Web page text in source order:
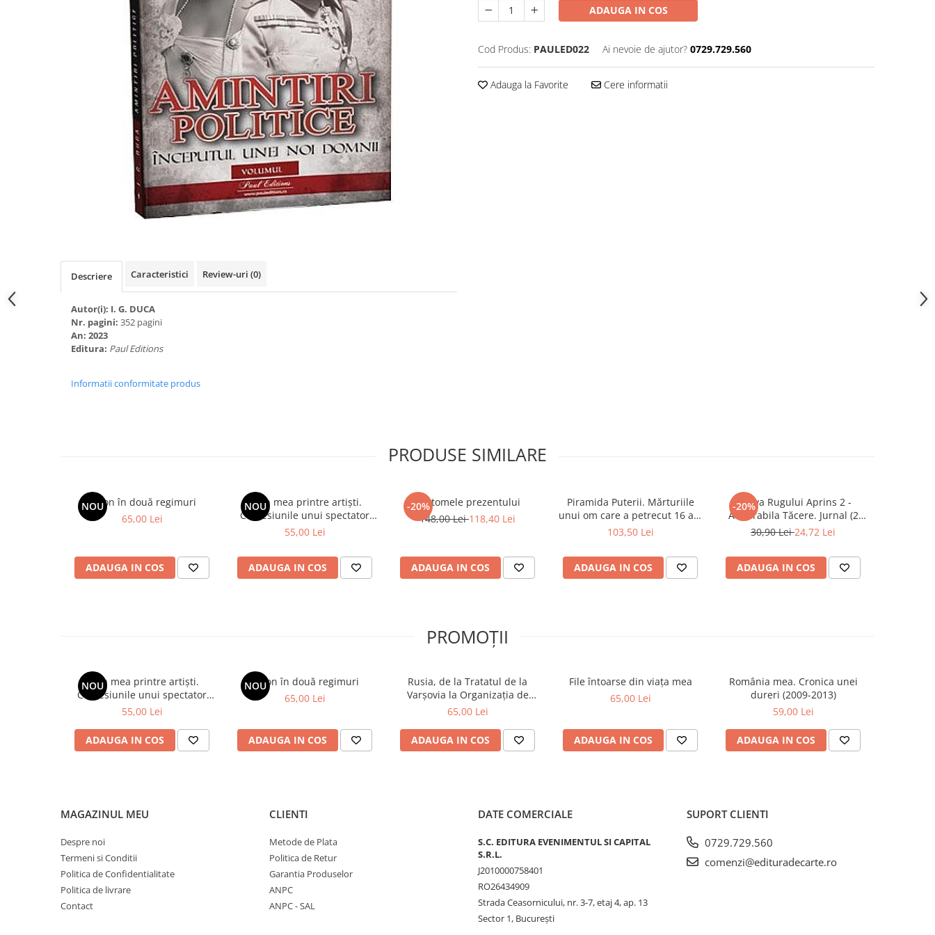
Sociologie
Spiritualitate/Ezoterism
Evenimentul istoric - editii
ADAUGA IN COS
Cod Produs: PAULED022 Ai nevoie de ajutor? 0729.729.560
Adauga la Favorite Cere informatii
Descriere Caracteristici Review-uri (0)
Autor(i): I. G. DUCA
Nr. pagini: 352 pagini
An: 2023
Editura: Paul Editions
Informatii conformitate produs
PRODUSE SIMILARE
NOU
Spion în două regimuri
65,00 Lei
ADAUGA IN COS
NOU
Viața mea printre artiști.
Confesiunile unui spectator
fidel
55,00 Lei
ADAUGA IN COS
-20%
Fantomele prezentului
148,00 Lei118,40 Lei
ADAUGA IN COS
Piramida Puterii. Mărturiile
unui om care a petrecut 16 ani
în culisele Palatului Victoria și
103,50 Lei
ADAUGA IN COS
-20%
Arhiva Rugului Aprins 2 -
Admirabila Tăcere. Jurnal (2
Iulie1967 - 29 Septembrie 1968)
30,90 Lei24,72 Lei
ADAUGA IN COS
PROMOȚII
NOU
Viața mea printre artiști.
Confesiunile unui spectator
fidel
55,00 Lei
ADAUGA IN COS
NOU
Spion în două regimuri
65,00 Lei
ADAUGA IN COS
Rusia, de la Tratatul de la
Varșovia la Organizația de
Cooperare de la Shanghai și
65,00 Lei
ADAUGA IN COS
File întoarse din viața mea
65,00 Lei
ADAUGA IN COS
România mea. Cronica unei
dureri (2009-2013)
59,00 Lei
ADAUGA IN COS
MAGAZINUL MEU
Despre noi
Termeni si Conditii
Politica de Confidentialitate
Politica de livrare
Contact
CLIENTI
Metode de Plata
Politica de Retur
Garantia Produselor
ANPC
ANPC - SAL
DATE COMERCIALE
S.C. EDITURA EVENIMENTUL SI CAPITAL
S.R.L.
J2010000758401
RO26434909
Strada Ceasornicului, nr. 3-7, etaj 4, ap. 13
Sector 1, Bucureşti
SUPORT CLIENTI
0729.729.560
comenzi@edituradecarte.ro